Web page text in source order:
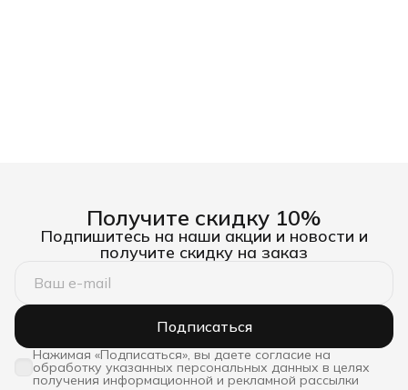
Получите скидку 10%
Подпишитесь на наши акции и новости и
получите скидку на заказ
Подписаться
Нажимая «Подписаться», вы даете согласие на
обработку указанных персональных данных в целях
получения информационной и рекламной рассылки